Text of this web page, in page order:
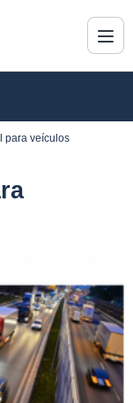
para veículos